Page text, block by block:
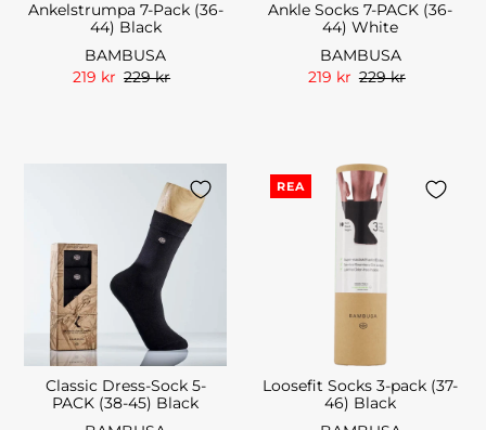
Ankelstrumpa 7-Pack (36-
44) Black
BAMBUSA
219 kr 229 kr
Ankle Socks 7-PACK (36-
44) White
BAMBUSA
219 kr 229 kr
Classic Dress-Sock 5-
PACK (38-45) Black
REA
Loosefit Socks 3-pack (37-
46) Black